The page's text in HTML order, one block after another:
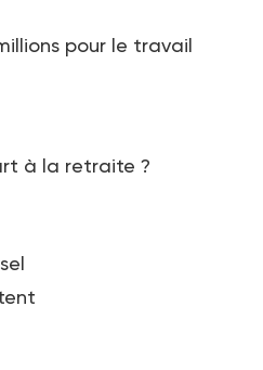
pour le travail
à la retraite ?